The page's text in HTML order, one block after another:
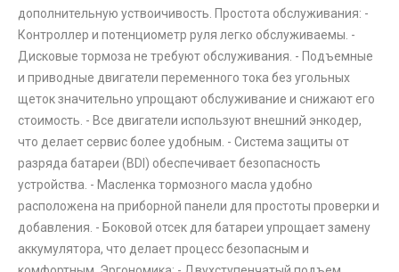
дополнительную уствоичивость. Простота обслуживания: -
Контроллер и потенциометр руля легко обслуживаемы. -
Дисковые тормоза не требуют обслуживания. - Подъемные
и приводные двигатели переменного тока без угольных
щеток значительно упрощают обслуживание и снижают его
стоимость. - Все двигатели используют внешний энкодер,
что делает сервис более удобным. - Система защиты от
разряда батареи (BDI) обеспечивает безопасность
устройства. - Масленка тормозного масла удобно
расположена на приборной панели для простоты проверки и
добавления. - Боковой отсек для батареи упрощает замену
аккумулятора, что делает процесс безопасным и